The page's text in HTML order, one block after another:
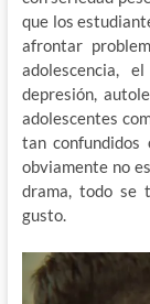
que los
afrontar
adolescencia,
depresión,
adolescentes
tan confundidos
obviamente no
drama, todo se
gusto.